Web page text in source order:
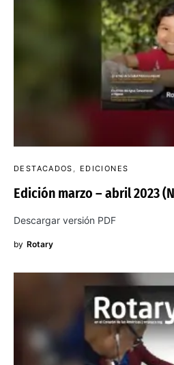
DESTACADOS EDICIONES
Edición marzo – abril 2023
Descargar versión PDF
by Rotary